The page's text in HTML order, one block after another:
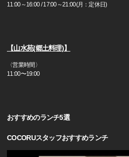
11:00～16:00 / 17:00～21:00(月：定休日)
【山水苑(郷土料理)】
〈営業時間〉
11:00〜19:00
おすすめのランチ5選
COCORUスタッフおすすめランチ